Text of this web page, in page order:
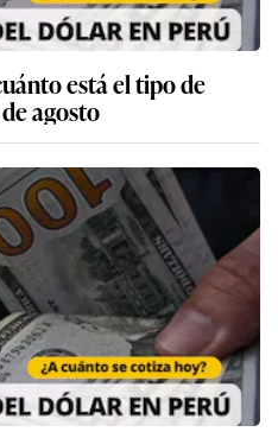
está el tipo de
agosto